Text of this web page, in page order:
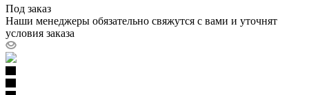
Под заказ
Наши менеджеры обязательно свяжутся с вами и уточнят
условия заказа